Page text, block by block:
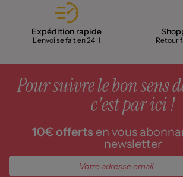
Expédition rapide
L'envoi se fait en 24H Retour
Pour suivre le bon sens
c'est par ici !
10€ offertsen vous
newsletter